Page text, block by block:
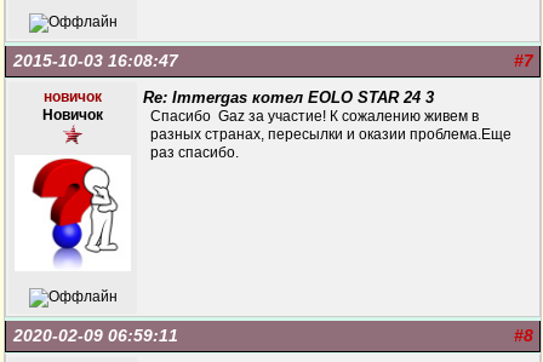
#7
2015-10-03 16:08:47
новичок
Новичок
Re: Immergas котел EOLO STAR 24 3
Спасибо Gaz за участие! К сожалению живем в
разных странах, пересылки и оказии проблема.Еще
раз спасибо.
#8
2020-02-09 06:59:11